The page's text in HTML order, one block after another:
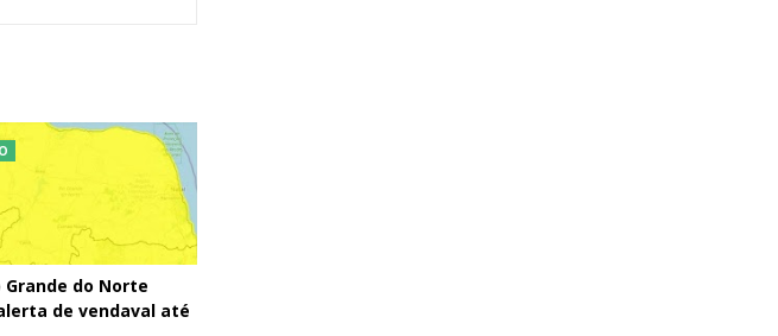
Grande do Norte
de vendaval até